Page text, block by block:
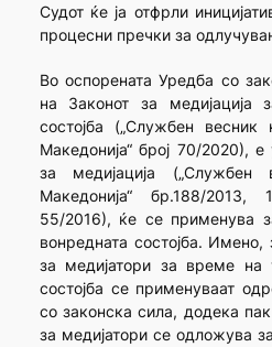
Судот ќе ја отфрли
процесни пречки за
Во оспорената Уредба со
на Законот за медијација
состојба („Службен
Македонија“ број 70/2020),
за медијација („Службен
Македонија“ бр.188/
55/2016), ќе се применува
вонредната состојба.
за медијатори за време на
состојба се применуваат
со законска сила, додека
за медијатори се одложува